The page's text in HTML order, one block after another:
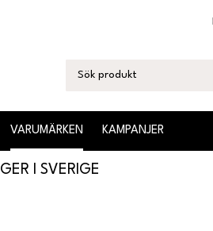
VARUMÄRKEN KAMPANJER
I SVERIGE